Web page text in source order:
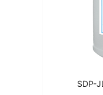
SDP-